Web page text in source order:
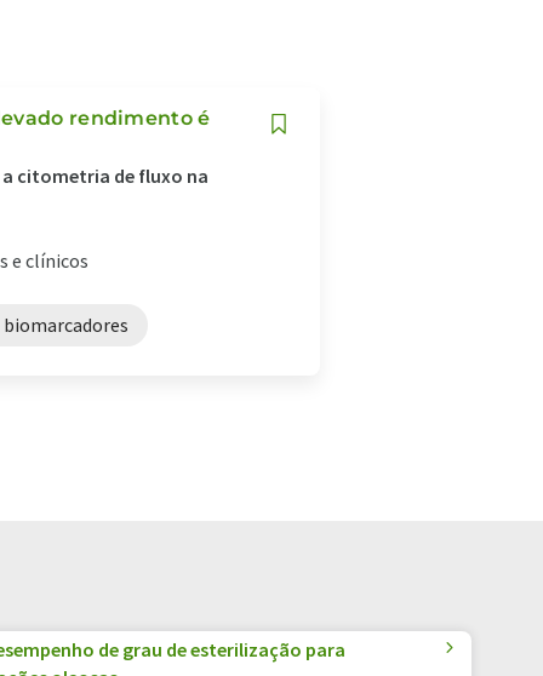
rendimento é
citometria de fluxo na
e clínicos
biomarcadores
de grau de esterilização para